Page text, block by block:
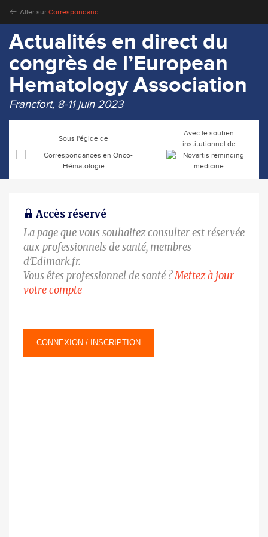
Aller sur Correspondances en Onco-Hématologie
Actualités en direct du
congrès de l’European
Hematology Association
Francfort, 8-11 juin 2023
Sous l'égide de
Avec le soutien
institutionnel de
Accès réservé
La page que vous souhaitez consulter est réservée
aux professionnels de santé, membres
d’Edimark.fr.
Vous êtes professionnel de santé ?Mettez à jour
votre compte
CONNEXION / INSCRIPTION